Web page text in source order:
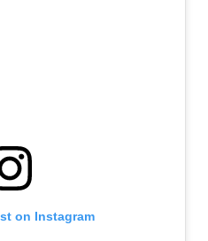
on Instagram